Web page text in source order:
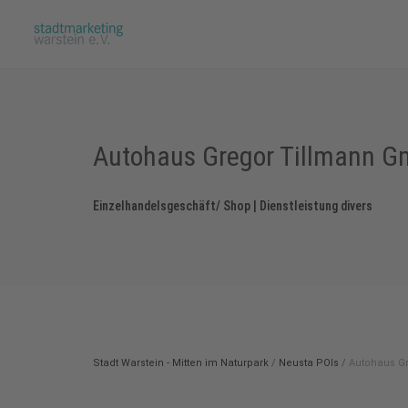
Autohaus Gregor Tillmann
Einzelhandelsgeschäft/ Shop | Dienstleistung divers
Stadt Warstein - Mitten im Naturpark / Neusta POIs / Autohaus